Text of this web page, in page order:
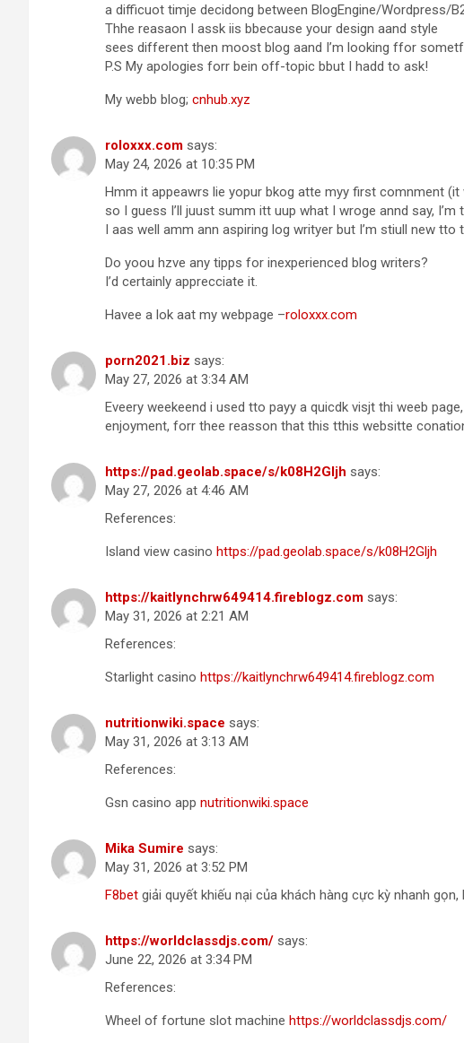
a difficuot timje decidong between BlogEngine/Wordpress/
Thhe reasaon I assk iis bbecause your design aand style
sees different then moost blog aand I’m looking ffor
P.S My apologies forr bein off-topic bbut I hadd to ask!
My webb blog; cnhub.xyz
roloxxx.com says:
May 24, 2026 at 10:35 PM
Hmm it appeawrs lie yopur bkog atte myy first comnment (it
so I guess I’ll juust summ itt uup what I wroge annd say, I’m
I aas well amm ann aspiring log writyer but I’m stiull new tto
Do yoou hzve any tipps for inexperienced blog writers?
I’d certainly apprecciate it.
Havee a lok aat my webpage –roloxxx.com
porn2021.biz says:
May 27, 2026 at 3:34 AM
Eveery weekeend i used tto payy a quicdk visjt thi weeb
enjoyment, forr thee reasson that this tthis websitte
https://pad.geolab.space/s/k08H2Gljh says:
May 27, 2026 at 4:46 AM
References:
Island view casino https://pad.geolab.space/s/k08H2Gljh
https://kaitlynchrw649414.fireblogz.com says:
May 31, 2026 at 2:21 AM
References:
Starlight casino https://kaitlynchrw649414.fireblogz.com
nutritionwiki.space says:
May 31, 2026 at 3:13 AM
References:
Gsn casino app nutritionwiki.space
Mika Sumire says:
May 31, 2026 at 3:52 PM
F8bet giải quyết khiếu nại của khách hàng cực kỳ nhanh
https://worldclassdjs.com/ says:
June 22, 2026 at 3:34 PM
References:
Wheel of fortune slot machine https://worldclassdjs.com/